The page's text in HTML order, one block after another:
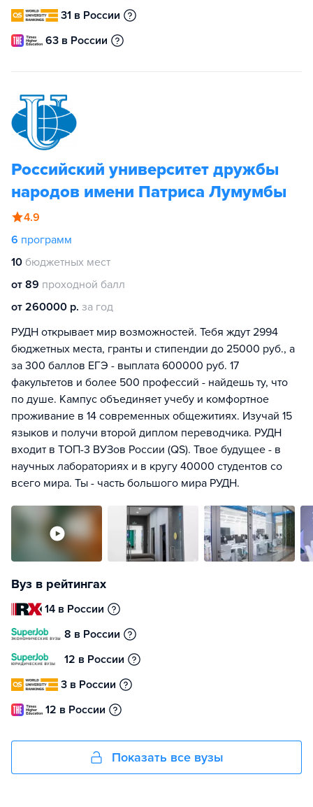
31 в России
63 в России
Российский университет дружбы
народов имени Патриса Лумумбы
4.9
6 программ
10 бюджетных мест
от 89 проходной балл
от 260000 р. за год
РУДН открывает мир возможностей. Тебя ждут 2994
бюджетных места, гранты и стипендии до 25000 руб., а
за 300 баллов ЕГЭ - выплата 600000 руб. 17
факультетов и более 500 профессий - найдешь ту, что
по душе. Кампус объединяет учебу и комфортное
проживание в 14 современных общежитиях. Изучай 15
языков и получи второй диплом переводчика. РУДН
входит в ТОП-3 ВУЗов России (QS). Твое будущее - в
научных лабораториях и в кругу 40000 студентов со
всего мира. Ты - часть большого мира РУДН.
Вуз в рейтингах
14 в России
8 в России
12 в России
3 в России
12 в России
Показать все вузы